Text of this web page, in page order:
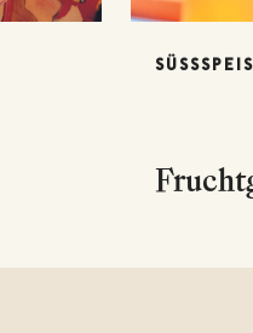
SÜSSSPEISE